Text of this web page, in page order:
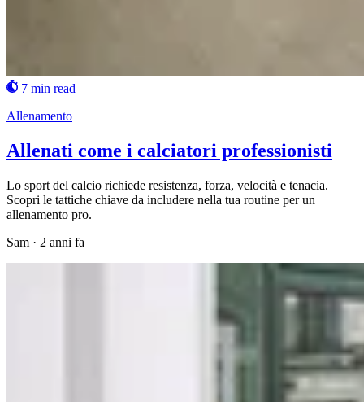
7 min read
Allenamento
Allenati come i calciatori professionisti
Lo sport del calcio richiede resistenza, forza, velocità e tenacia.
Scopri le tattiche chiave da includere nella tua routine per un
allenamento pro.
Sam · 2 anni fa